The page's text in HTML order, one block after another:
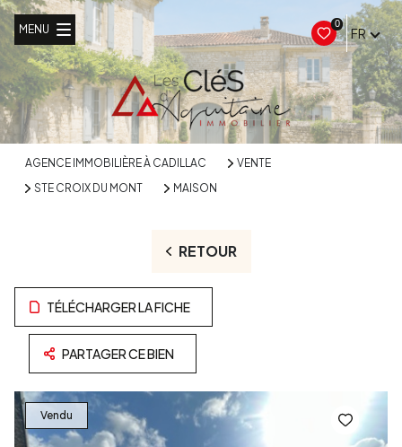
0
FR
MENU
AGENCE IMMOBILIÈRE À CADILLAC
VENTE
STE CROIX DU MONT
MAISON
RETOUR
TÉLÉCHARGER LA FICHE
PARTAGER CE BIEN
Vendu